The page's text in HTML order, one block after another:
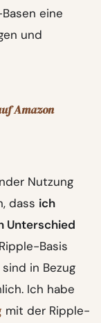
eine
und
Amazon
Nutzung
dass ich
Unterschied
Basis
in Bezug
Ich habe
mit der Ripple-